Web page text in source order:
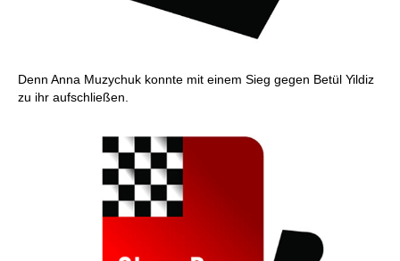
Denn Anna Muzychuk konnte mit einem Sieg gegen Betül Yildiz
zu ihr aufschließen.